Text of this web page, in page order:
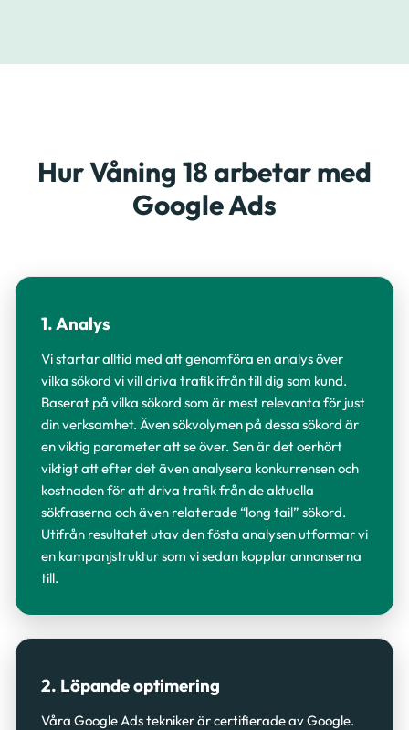
Hur Våning 18 arbetar med
Google Ads
1. Analys
Vi startar alltid med att genomföra en analys över
vilka sökord vi vill driva trafik ifrån till dig som kund.
Baserat på vilka sökord som är mest relevanta för just
din verksamhet. Även sökvolymen på dessa sökord är
en viktig parameter att se över. Sen är det oerhört
viktigt att efter det även analysera konkurrensen och
kostnaden för att driva trafik från de aktuella
sökfraserna och även relaterade “long tail” sökord.
Utifrån resultatet utav den fösta analysen utformar vi
en kampanjstruktur som vi sedan kopplar annonserna
till.
2. Löpande optimering
Våra Google Ads tekniker är certifierade av Google.